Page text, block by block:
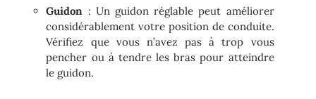
Guidon : Un guidon réglable peut améliorer
considérablement votre position de conduite.
Vérifiez que vous n’avez pas à trop vous
pencher ou à tendre les bras pour atteindre
le guidon.